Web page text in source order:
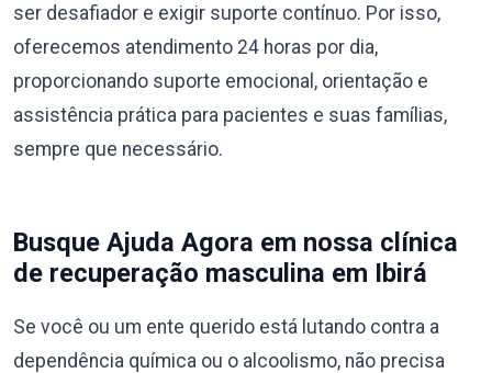
ser desafiador e exigir suporte contínuo. Por isso,
oferecemos atendimento 24 horas por dia,
proporcionando suporte emocional, orientação e
assistência prática para pacientes e suas famílias,
sempre que necessário.
Busque Ajuda Agora em nossa clínica
de recuperação masculina em Ibirá
Se você ou um ente querido está lutando contra a
dependência química ou o alcoolismo, não precisa